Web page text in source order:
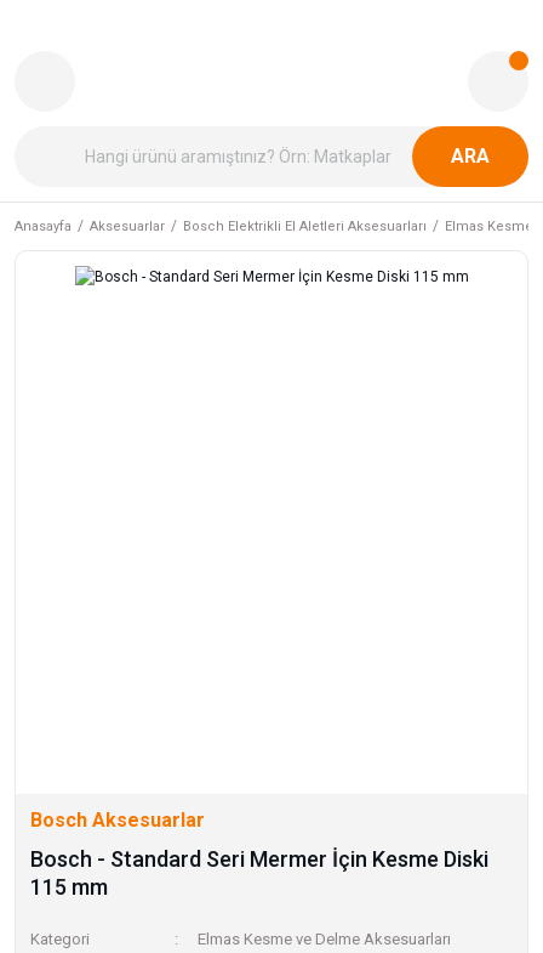
ARA
Anasayfa Aksesuarlar Bosch Elektrikli El Aletleri Aksesuarları Elmas Kesme
Bosch Aksesuarlar
Bosch - Standard Seri Mermer İçin Kesme Diski
115 mm
Kategori
Elmas Kesme ve Delme Aksesuarları